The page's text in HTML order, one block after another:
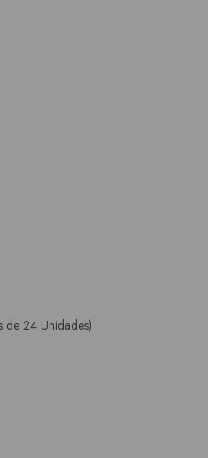
de 24 Unidades)